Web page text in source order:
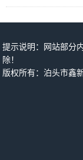
提示说明：网站部分
除！
版权所有：泊头市鑫